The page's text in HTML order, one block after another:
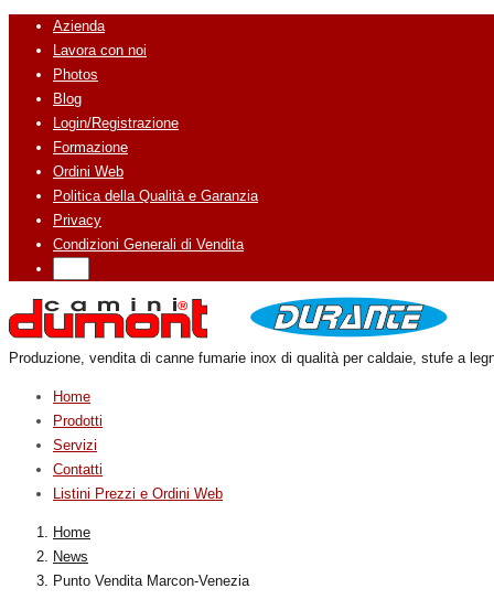
Azienda
Lavora con noi
Photos
Blog
Login/Registrazione
Formazione
Ordini Web
Politica della Qualità e Garanzia
Privacy
Condizioni Generali di Vendita
Produzione, vendita di canne fumarie inox di qualità per caldaie, stufe a
Home
Prodotti
Servizi
Contatti
Listini Prezzi e Ordini Web
Home
News
Punto Vendita Marcon-Venezia